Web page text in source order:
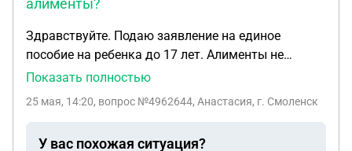
алименты?
Здравствуйте. Подаю заявление на единое
пособие на ребенка до 17 лет. Алименты не
получаю, исполнительный лист есть на руках, но
алименты . Можно ли предоставить какой-
Показать полностью
25 мая, 14:20, вопрос №4962644, Анастасия, г. Смоленск
У вас похожая ситуация?